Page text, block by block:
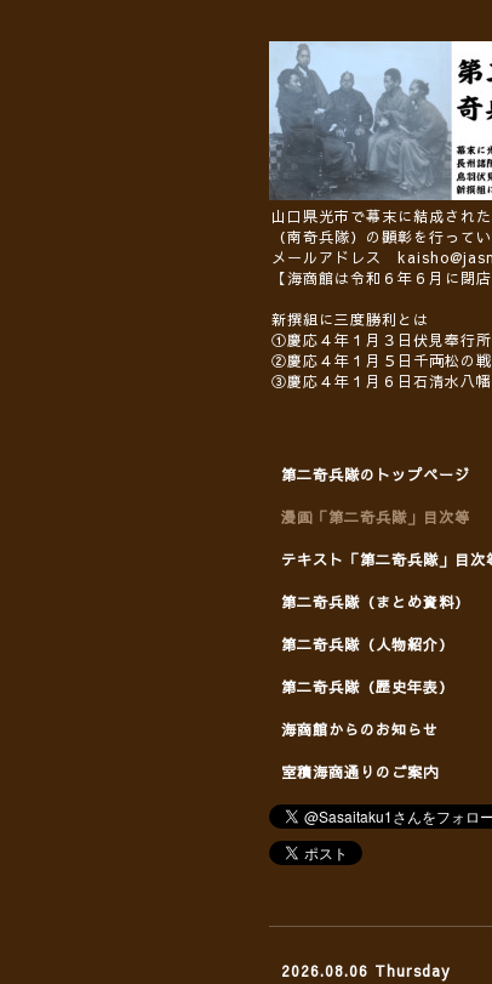
山口県光市で幕末に結成され
（南奇兵隊）の顕彰を行って
メールアドレス
【海商館は令和６年６月に閉店
新撰組に三度勝利とは
①慶応４年１月３日伏見奉行
②慶応４年１月５日千両松の戦
③慶応４年１月６日石清水八
第二奇兵隊のトップページ
漫画「第二奇兵隊」目次等
テキスト「第二奇兵隊」目次
第二奇兵隊（まとめ資料）
第二奇兵隊（人物紹介）
第二奇兵隊（歴史年表）
海商館からのお知らせ
室積海商通りのご案内
2026.08.06 Thursday